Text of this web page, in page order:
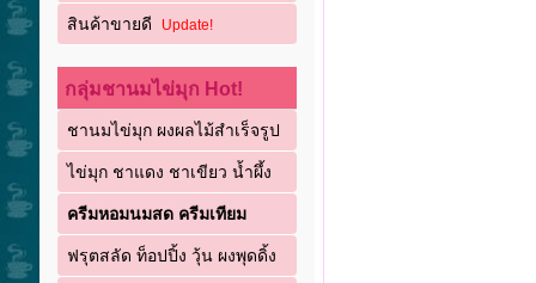
สินค้าขายดี Update!
กลุ่มชานมไข่มุก Hot!
ชานมไข่มุก ผงผลไม้สำเร็จรูป
ไข่มุก ชาแดง ชาเขียว น้ำผึ้ง
ครีมหอมนมสด ครีมเทียม
ฟรุตสลัด ท็อปปิ้ง วุ้น ผงพุดดิ้ง